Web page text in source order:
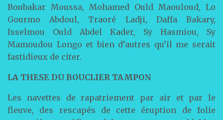
Boubakar Moussa, Mohamed Ould Maouloud, Lo
Gourmo Abdoul, Traoré Ladji, Daffa Bakary,
Isselmou Ould Abdel Kader, Sy Hasmiou, Sy
Mamoudou Longo et bien d’autres qu’il me serait
fastidieux de citer.
LA THESE DU BOUCLIER TAMPON
Les navettes de rapatriement par air et par le
fleuve, des rescapés de cette éruption de folie